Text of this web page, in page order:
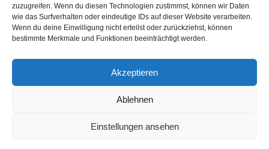
zuzugreifen. Wenn du diesen Technologien zustimmst, können wir Daten
wie das Surfverhalten oder eindeutige IDs auf dieser Website verarbeiten.
Wenn du deine Einwilligung nicht erteilst oder zurückziehst, können
bestimmte Merkmale und Funktionen beeinträchtigt werden.
Akzeptieren
Ablehnen
Einstellungen ansehen
Ressortgeschäft
FAQ